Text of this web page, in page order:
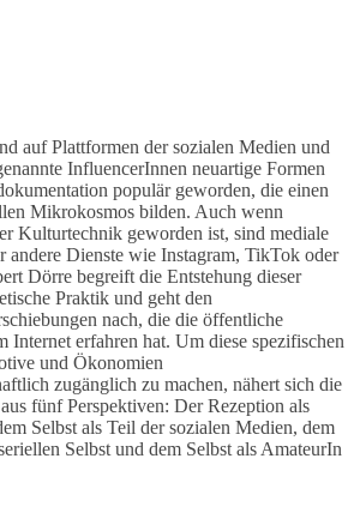
auf Plattformen der sozialen Medien und
InfluencerInnen neuartige Formen
populär geworden, die einen
Mikrokosmos bilden. Auch wenn
Kulturtechnik geworden ist, sind mediale
andere Dienste wie Instagram, TikTok oder
Dörre begreift die Entstehung dieser
Praktik und geht den
nach, die die öffentliche
Internet erfahren hat. Um diese spezifischen
und Ökonomien
zugänglich zu machen, nähert sich die
fünf Perspektiven: Der Rezeption als
Selbst als Teil der sozialen Medien, dem
Selbst und dem Selbst als AmateurIn